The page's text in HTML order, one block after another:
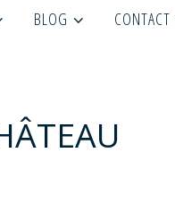
BLOG CONTACT
€ à 272,00 €